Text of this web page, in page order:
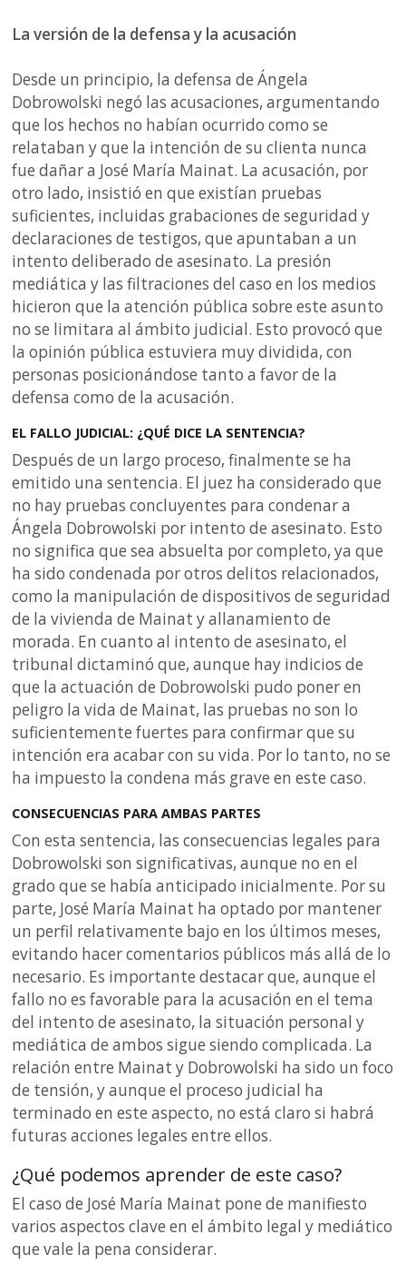
La versión de la defensa y la acusación
Desde un principio, la defensa de Ángela
Dobrowolski negó las acusaciones, argumentando
que los hechos no habían ocurrido como se
relataban y que la intención de su clienta nunca
fue dañar a José María Mainat. La acusación, por
otro lado, insistió en que existían pruebas
suficientes, incluidas grabaciones de seguridad y
declaraciones de testigos, que apuntaban a un
intento deliberado de asesinato. La presión
mediática y las filtraciones del caso en los medios
hicieron que la atención pública sobre este asunto
no se limitara al ámbito judicial. Esto provocó que
la opinión pública estuviera muy dividida, con
personas posicionándose tanto a favor de la
defensa como de la acusación.
EL FALLO JUDICIAL: ¿QUÉ DICE LA SENTENCIA?
Después de un largo proceso, finalmente se ha
emitido una sentencia. El juez ha considerado que
no hay pruebas concluyentes para condenar a
Ángela Dobrowolski por intento de asesinato. Esto
no significa que sea absuelta por completo, ya que
ha sido condenada por otros delitos relacionados,
como la manipulación de dispositivos de seguridad
de la vivienda de Mainat y allanamiento de
morada. En cuanto al intento de asesinato, el
tribunal dictaminó que, aunque hay indicios de
que la actuación de Dobrowolski pudo poner en
peligro la vida de Mainat, las pruebas no son lo
suficientemente fuertes para confirmar que su
intención era acabar con su vida. Por lo tanto, no se
ha impuesto la condena más grave en este caso.
CONSECUENCIAS PARA AMBAS PARTES
Con esta sentencia, las consecuencias legales para
Dobrowolski son significativas, aunque no en el
grado que se había anticipado inicialmente. Por su
parte, José María Mainat ha optado por mantener
un perfil relativamente bajo en los últimos meses,
evitando hacer comentarios públicos más allá de lo
necesario. Es importante destacar que, aunque el
fallo no es favorable para la acusación en el tema
del intento de asesinato, la situación personal y
mediática de ambos sigue siendo complicada. La
relación entre Mainat y Dobrowolski ha sido un foco
de tensión, y aunque el proceso judicial ha
terminado en este aspecto, no está claro si habrá
futuras acciones legales entre ellos.
¿Qué podemos aprender de este caso?
El caso de José María Mainat pone de manifiesto
varios aspectos clave en el ámbito legal y mediático
que vale la pena considerar.